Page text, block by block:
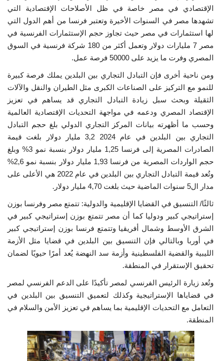
الإقتصادي في مصر خاصة في ظل الأصلاحات الإقتصادية التي
تشهدها مصر في السنوات الأخيرة وتعتبر فرنسا من أهم الدول التي
لها استثمارات في مصر حيث تجاوز حجم الإستثمارات الفرنسية في
مصر 7 مليارات دولار وتعمل أكثر من 180 شركة فرنسية في السوق
المصري وفرت ما يزيد على 50000 فرصة عمل.
ومن ناحية أخرى فإن التبادل التجاري بين البلدين يملك فرصة كبيرة
للنمو مع التركيز على الصناعات الكبرى مثل الطيران والنقل والآلات
الثقيلة وبحث سبل زيادة التبادل التجاري قد يساهم في تعزيز
الإقتصاد المصري ودعمه في مواجهة التحديات الإقتصادية العالمية
وحسب ما أظهرته بيانات المركز التجاري الدولي بلغ حجم التبادل
التجاري بين البلدين في عام 2024 3,2 مليار دولار بلغت قيمة
الصادرات المصرية إلى فرنسا 1,25 مليار دولار بنسبة نمو 3% وبلغ
حجم الواردات المصرية من فرنسا 1,93 مليار دولار بنسبة نمو 2,6%
وتُعد قيمة التبادل التجاري بين البلدين في عام 2022 هي الأعلى على
مدار ال5 سنوات الماضية حيث بلغت 4,70 مليار دولار.
ثالثًا/ التنسيق في القضايا الإقليمية والدولية: تتمتع مصر وفرنسا بوزن
إستراتيجي كبير ودوليا كما أن مصر تتمتع بوزن إستراتيجي كبير في
الشرق الأوسط وشمال أفريقيا وتتمتع فرنسا بوزن إستراتيجي كبير
في أوربا وبالتالي فإن التنسيق بين البلدين في قضايا مثل الأزمة
الليبية والقضية الفلسطينية وأزمة سد النهضة يُعد أمرًا حيويًا لضمان
تحقيق الإستقرار في المنطقة.
وتُعد زيارة الرئيس الفرنسي لمصر تأكيدًا على الدعم الفرنسي لمصر
في قضاياها الإستراتيجية وكذلك لتعميق التنسيق بين البلدين في
التعامل مع التحديات الإقليمية بما يساهم في تعزيز الأمن والسلام في
المنطقة.